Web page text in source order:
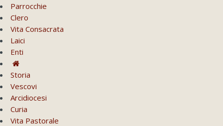
Parrocchie
Clero
Vita Consacrata
Laici
Enti
Storia
Vescovi
Arcidiocesi
Curia
Vita Pastorale